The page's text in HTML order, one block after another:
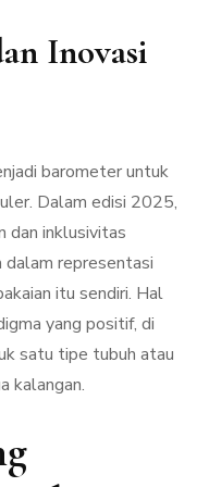
Inovasi
barometer untuk
Dalam edisi 2025,
dan inklusivitas
dalam representasi
itu sendiri. Hal
yang positif, di
satu tipe tubuh atau
kalangan.